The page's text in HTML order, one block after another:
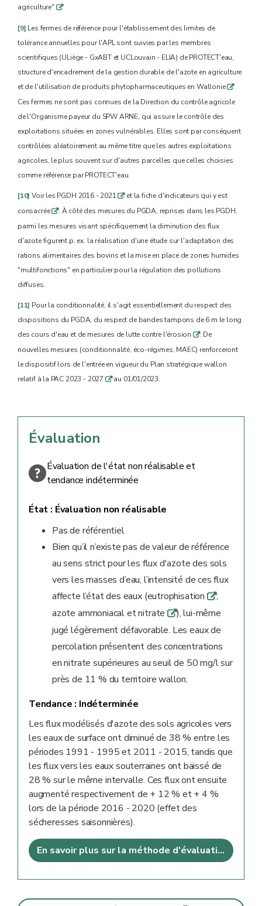
agriculture" q
[9] Les fermes de référence pour l'établissement des limites de
tolérance annuelles pour l'APL sont suivies par les membres
scientifiques (ULiège - GxABT et UCLouvain - ELIA) de PROTECT'eau,
structure d'encadrement de la gestion durable de l'azote en agriculture
et de l'utilisation de produits phytopharmaceutiques en Wallonieq.
Ces fermes ne sont pas connues de la Direction du contrôle agricole
de l'Organisme payeur du SPW ARNE, qui assure le contrôle des
exploitations situées en zones vulnérables. Elles sont par conséquent
contrôlées aléatoirement au même titre que les autres exploitations
agricoles, le plus souvent sur d'autres parcelles que celles choisies
comme référence par PROTECT'eau.
[10] Voir les PGDH 2016 - 2021qet la fiche d'indicateurs qui y est
consacréeq. À côté des mesures du PGDA, reprises dans les PGDH,
parmi les mesures visant spécifiquement la diminution des flux
d'azote figurent p. ex. la réalisation d'une étude sur l'adaptation des
rations alimentaires des bovins et la mise en place de zones humides
"multifonctions" en particulier pour la régulation des pollutions
diffuses.
[11] Pour la conditionnalité, il s'agit essentiellement du respect des
dispositions du PGDA, du respect de bandes tampons de 6 m le long
des cours d'eau et de mesures de lutte contre l'érosion q. De
nouvelles mesures (conditionnalité, éco-régimes, MAEC) renforceront
le dispositif lors de l'entrée en vigueur du Plan stratégique wallon
relatif à la PAC 2023 - 2027 qau 01/01/2023.
Évaluation
Évaluation de l'état non réalisable et
tendance indéterminée
État : Évaluation non réalisable
Pas de référentiel
Bien qu’il n’existe pas de valeur de référence
au sens strict pour les flux d'azote des sols
vers les masses d’eau, l’intensité de ces flux
affecte l’état des eaux (eutrophisation q,
azote ammoniacal et nitrate q), lui-même
jugé légèrement défavorable. Les eaux de
percolation présentent des concentrations
en nitrate supérieures au seuil de 50 mg/l sur
près de 11 % du territoire wallon.
Tendance : Indéterminée
Les flux modélisés d'azote des sols agricoles vers
les eaux de surface ont diminué de 38 % entre les
périodes 1991 - 1995 et 2011 - 2015, tandis que
les flux vers les eaux souterraines ont baissé de
28 % sur le même intervalle. Ces flux ont ensuite
augmenté respectivement de + 12 % et + 4 %
lors de la période 2016 - 2020 (effet des
sécheresses saisonnières).
En savoir plus sur la méthode d'évaluation